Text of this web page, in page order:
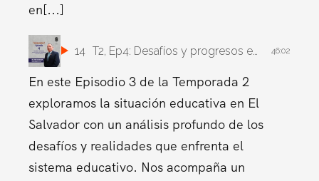
en[...]
14 T2, Ep4: Desafíos y progresos educativos de la Universidad El Salvador 46:02
En este Episodio 3 de la Temporada 2
exploramos la situación educativa en El
Salvador con un análisis profundo de los
desafíos y realidades que enfrenta el
sistema educativo. Nos acompaña un